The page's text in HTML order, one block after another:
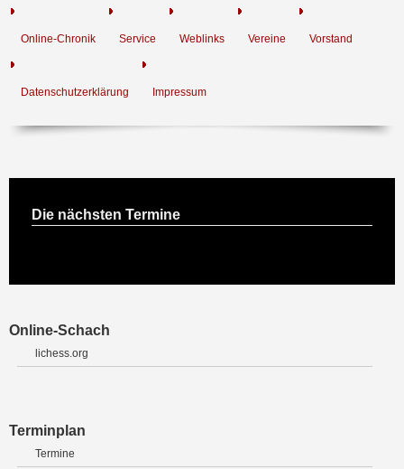
Online-Chronik Service Weblinks Vereine Vorstand
Datenschutzerklärung Impressum
Die nächsten Termine
Online-Schach
lichess.org
Terminplan
Termine